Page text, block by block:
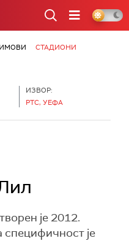
СТАДИОНИ
ИЗВОР:
РТС, УЕФА
је 2012.
специфичност је